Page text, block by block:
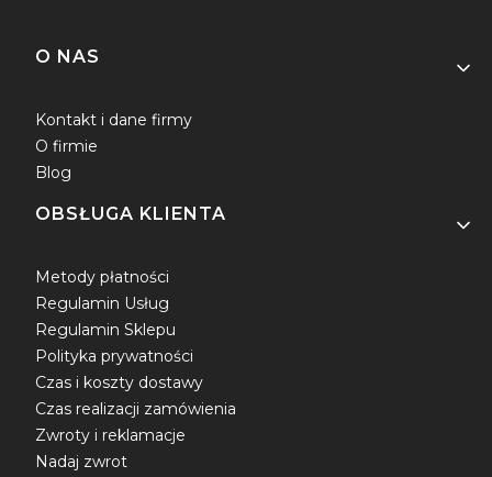
Linki w stopce
O NAS
Kontakt i dane firmy
O firmie
Blog
OBSŁUGA KLIENTA
Metody płatności
Regulamin Usług
Regulamin Sklepu
Polityka prywatności
Czas i koszty dostawy
Czas realizacji zamówienia
Zwroty i reklamacje
Nadaj zwrot